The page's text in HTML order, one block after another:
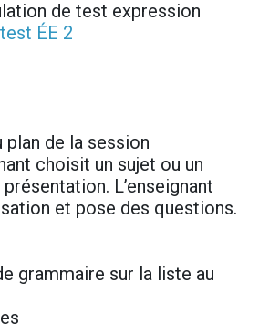
de test expression
ÉE 2
de la session
choisit un sujet ou un
L’enseignant
et pose des questions.
grammaire sur la liste au